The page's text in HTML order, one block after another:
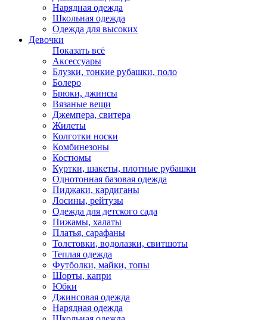
Нарядная одежда
Школьная одежда
Одежда для высоких
Девочки
Показать всё
Аксессуары
Блузки, тонкие рубашки, поло
Болеро
Брюки, джинсы
Вязаные вещи
Джемпера, свитера
Жилеты
Колготки носки
Комбинезоны
Костюмы
Куртки, шакеты, плотные рубашки
Однотонная базовая одежда
Пиджаки, кардиганы
Лосины, рейтузы
Одежда для детского сада
Пижамы, халаты
Платья, сарафаны
Толстовки, водолазки, свитшоты
Теплая одежда
Футболки, майки, топы
Шорты, капри
Юбки
Джинсовая одежда
Нарядная одежда